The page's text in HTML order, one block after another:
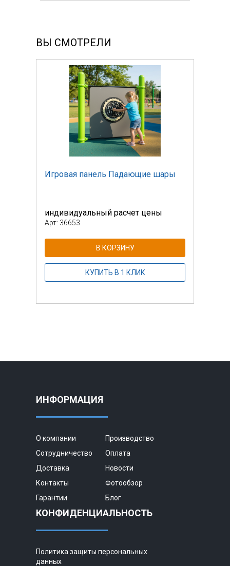
ВЫ СМОТРЕЛИ
Игровая панель Падающие шары
индивидуальный расчет цены
Арт: 36653
В КОРЗИНУ
КУПИТЬ В 1 КЛИК
ИНФОРМАЦИЯ
О компании
Производство
Сотрудничество
Оплата
Доставка
Новости
Контакты
Фотообзор
Гарантии
Блог
КОНФИДЕНЦИАЛЬНОСТЬ
Политика защиты персональных
данных